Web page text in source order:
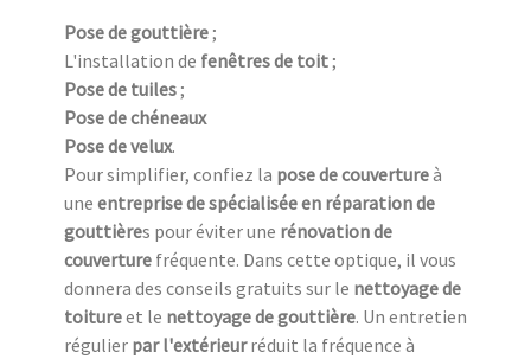
Pose de gouttière;
L'installation de fenêtres de toit;
Pose de tuiles;
Pose de chéneaux
Pose de velux.
Pour simplifier, confiez la pose de couvertureà
une entreprise de spécialisée en réparation de
gouttières pour éviter une rénovation de
couverture fréquente. Dans cette optique, il vous
donnera des conseils gratuits sur le nettoyage de
toitureet le nettoyage de gouttière. Un entretien
régulier par l'extérieurréduit la fréquence à